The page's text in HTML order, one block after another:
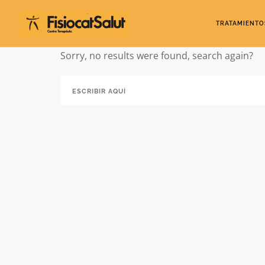
Sorry, no results were found, search again?